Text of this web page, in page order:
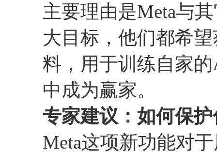
主要理由是Meta与
大目标，他们都希
料，用于训练自家
中成为赢家。
专家建议：如何保
Meta这项新功能对